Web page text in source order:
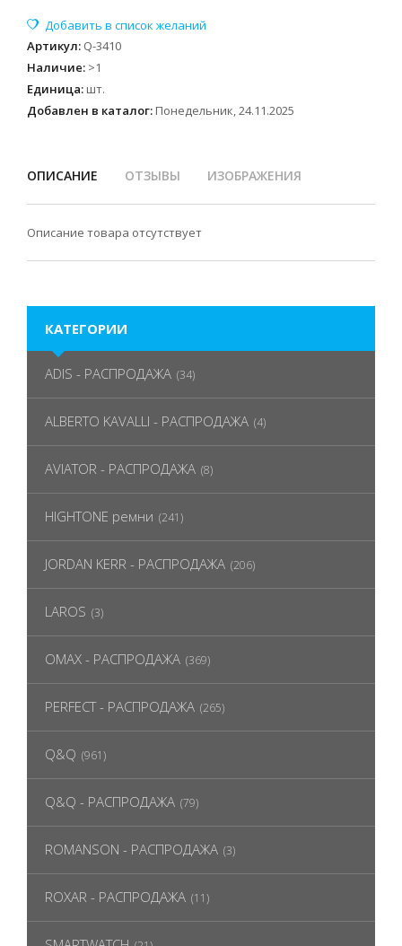
Артикул: Q-3410
Наличие: >1
Единица: шт.
Добавлен в каталог: Понедельник, 24.11.2025
ОПИСАНИЕ ОТЗЫВЫ ИЗОБРАЖЕНИЯ
Описание товара отсутствует
КАТЕГОРИИ
ADIS - РАСПРОДАЖА (34)
ALBERTO KAVALLI - РАСПРОДАЖА (4)
AVIATOR - РАСПРОДАЖА (8)
HIGHTONE ремни (241)
JORDAN KERR - РАСПРОДАЖА (206)
LAROS (3)
OMAX - РАСПРОДАЖА (369)
PERFECT - РАСПРОДАЖА (265)
Q&Q (961)
Q&Q - РАСПРОДАЖА (79)
ROMANSON - РАСПРОДАЖА (3)
ROXAR - РАСПРОДАЖА (11)